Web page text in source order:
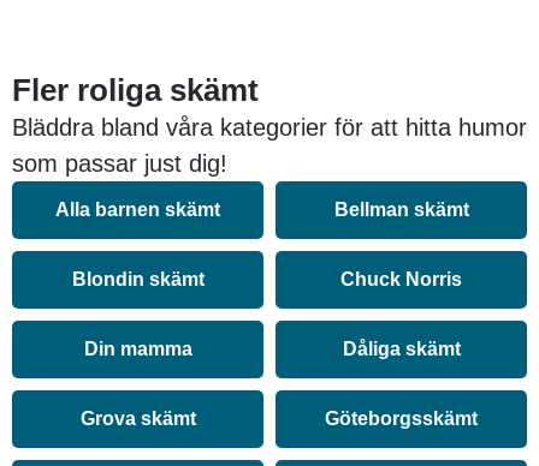
Fler roliga skämt
Bläddra bland våra kategorier för att hitta humor
som passar just dig!
Alla barnen skämt Bellman skämt
Blondin skämt Chuck Norris
Din mamma Dåliga skämt
Grova skämt Göteborgsskämt